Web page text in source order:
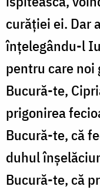
curăției ei. Dar
înțelegându-l
pentru care noi
Bucură-te,
prigonirea
Bucură-te, că
duhul
Bucură-te, că